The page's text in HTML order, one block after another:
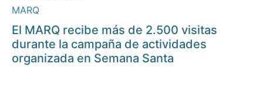
MARQ
El MARQ recibe más de 2.500 visitas
durante la campaña de actividades
organizada en Semana Santa